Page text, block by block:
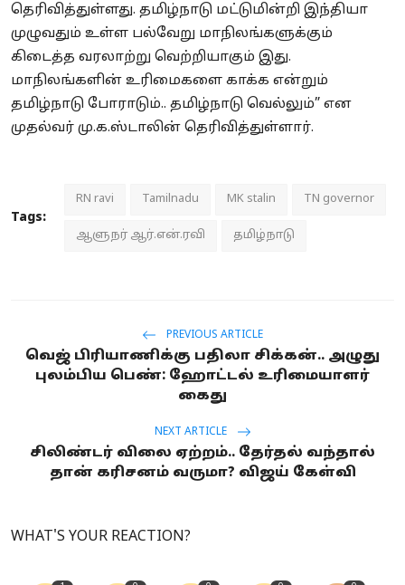
தெரிவித்துள்ளது. தமிழ்நாடு மட்டுமின்றி இந்தியா
முழுவதும் உள்ள பல்வேறு மாநிலங்களுக்கும்
கிடைத்த வரலாற்று வெற்றியாகும் இது.
மாநிலங்களின் உரிமைகளை காக்க என்றும்
தமிழ்நாடு போராடும்.. தமிழ்நாடு வெல்லும்” என
முதல்வர் மு.க.ஸ்டாலின் தெரிவித்துள்ளார்.
Tags:
RN ravi Tamilnadu MK stalin TN governor
ஆளுநர் ஆர்.என்.ரவி தமிழ்நாடு
PREVIOUS ARTICLE
வெஜ் பிரியாணிக்கு பதிலா சிக்கன்.. அழுது
புலம்பிய பெண்: ஹோட்டல் உரிமையாளர்
கைது
NEXT ARTICLE
சிலிண்டர் விலை ஏற்றம்.. தேர்தல் வந்தால்
தான் கரிசனம் வருமா? விஜய் கேள்வி
WHAT'S YOUR REACTION?